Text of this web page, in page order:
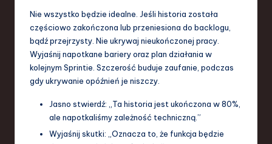
Nie wszystko będzie idealne. Jeśli historia została
częściowo zakończona lub przeniesiona do backlogu,
bądź przejrzysty. Nie ukrywaj nieukończonej pracy.
Wyjaśnij napotkane bariery oraz plan działania w
kolejnym Sprintie. Szczerość buduje zaufanie, podczas
gdy ukrywanie opóźnień je niszczy.
Jasno stwierdź: „Ta historia jest ukończona w 80%,
ale napotkaliśmy zależność techniczną.”
Wyjaśnij skutki: „Oznacza to, że funkcja będzie